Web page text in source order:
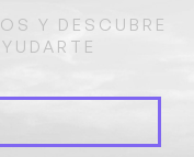
Y DESCUBRE